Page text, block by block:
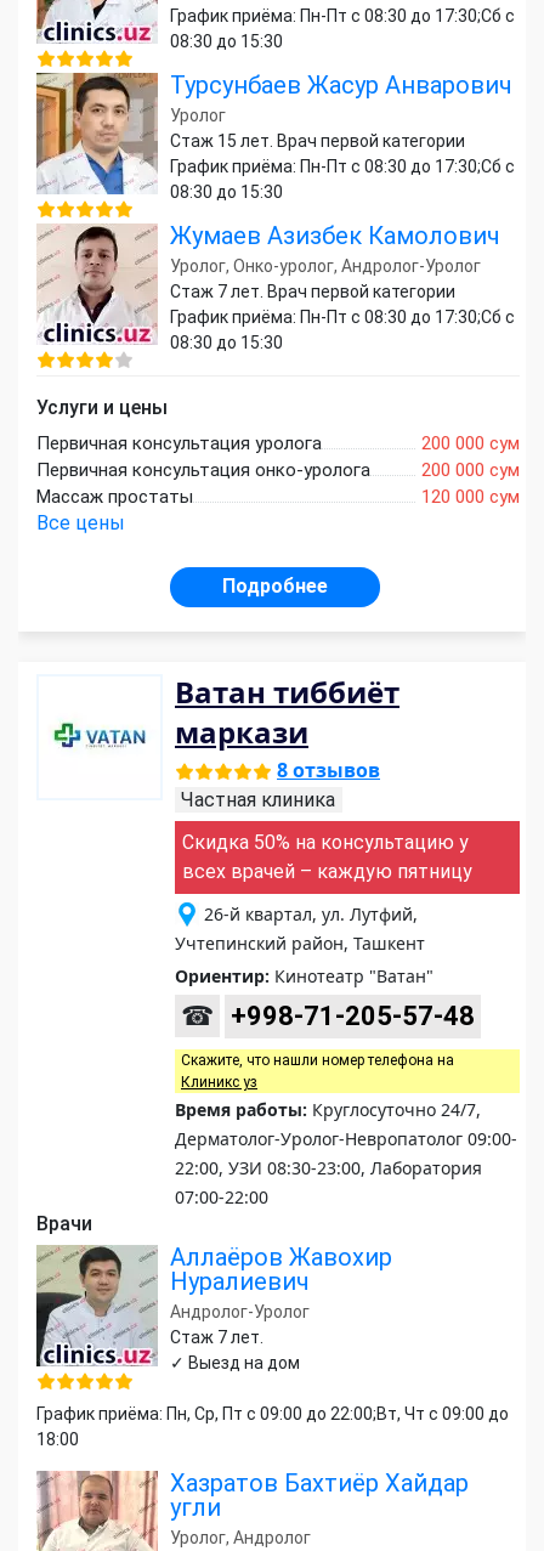
График приёма: Пн-Пт с 08:30 до 17:30;Сб с
08:30 до 15:30
Турсунбаев Жасур Анварович
Уролог
Стаж 15 лет. Врач первой категории
График приёма: Пн-Пт с 08:30 до 17:30;Сб с
08:30 до 15:30
Жумаев Азизбек Камолович
Уролог, Онко-уролог, Андролог-Уролог
Стаж 7 лет. Врач первой категории
График приёма: Пн-Пт с 08:30 до 17:30;Сб с
08:30 до 15:30
Услуги и цены
Первичная консультация уролога
200 000 сум
Первичная консультация онко-уролога
200 000 сум
Массаж простаты
120 000 сум
Все цены
Подробнее
Ватан тиббиёт
маркази
8 отзывов
Частная клиника
Скидка 50% на консультацию у
всех врачей – каждую пятницу
26-й квартал, ул. Лутфий,
Учтепинский район, Ташкент
Ориентир: Кинотеатр "Ватан"
☎ +998-71-205-57-48
Скажите, что нашли номер телефона на
Клиникс уз
Время работы: Круглосуточно 24/7,
Дерматолог-Уролог-Невропатолог 09:00-
22:00, УЗИ 08:30-23:00, Лаборатория
07:00-22:00
Врачи
Аллаёров Жавохир
Нуралиевич
Андролог-Уролог
Стаж 7 лет.
✓ Выезд на дом
График приёма: Пн, Ср, Пт с 09:00 до 22:00;Вт, Чт с 09:00 до
18:00
Хазратов Бахтиёр Хайдар
угли
Уролог, Андролог